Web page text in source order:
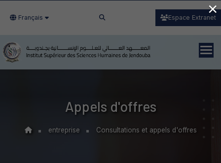
Français Espace Extranet
Appels d'offres
entreprise Consultations et appels d'offres
×